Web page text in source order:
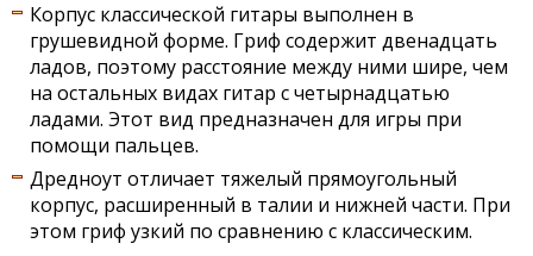
Корпус классической гитары выполнен в
грушевидной форме. Гриф содержит двенадцать
ладов, поэтому расстояние между ними шире, чем
на остальных видах гитар с четырнадцатью
ладами. Этот вид предназначен для игры при
помощи пальцев.
Дредноут отличает тяжелый прямоугольный
корпус, расширенный в талии и нижней части. При
этом гриф узкий по сравнению с классическим.